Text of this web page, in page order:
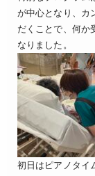
が中心となり、カ
だくことで、何か
なりました。
初日はピアノタイ